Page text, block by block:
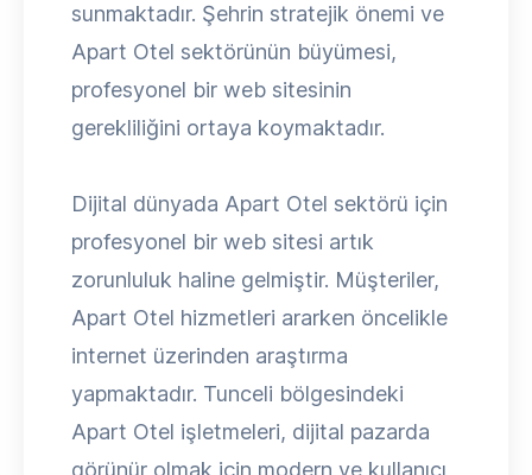
sunmaktadır. Şehrin stratejik önemi ve
Apart Otel sektörünün büyümesi,
profesyonel bir web sitesinin
gerekliliğini ortaya koymaktadır.
Dijital dünyada Apart Otel sektörü için
profesyonel bir web sitesi artık
zorunluluk haline gelmiştir. Müşteriler,
Apart Otel hizmetleri ararken öncelikle
internet üzerinden araştırma
yapmaktadır. Tunceli bölgesindeki
Apart Otel işletmeleri, dijital pazarda
görünür olmak için modern ve kullanıcı